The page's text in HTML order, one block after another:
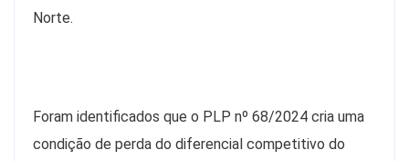
Norte.
Foram identificados que o PLP nº 68/2024 cria uma
condição de perda do diferencial competitivo do